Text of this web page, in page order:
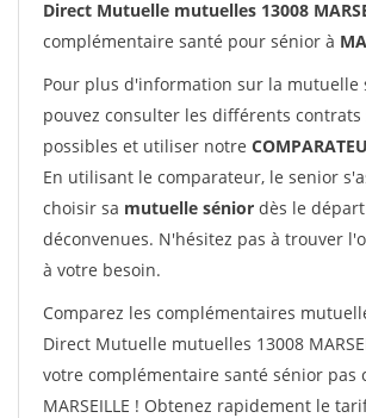
Direct Mutuelle mutuelles 13008
complémentaire santé pour sénior à
Pour plus d'information sur la mutuelle
pouvez consulter les différents contrats
possibles et utiliser notre
En utilisant le comparateur, le senior
choisir sa mutuelle sénior dès le
déconvenues. N'hésitez pas à trouver
à votre besoin.
Comparez les complémentaires
Direct Mutuelle mutuelles 13008
votre complémentaire santé sénior pas
MARSEILLE ! Obtenez rapidement le